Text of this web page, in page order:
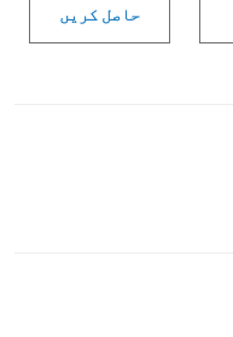
حاصل کریں